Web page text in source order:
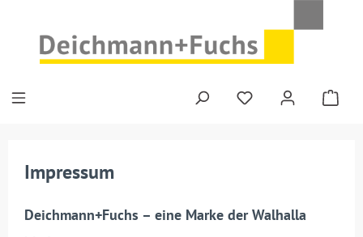
Impressum
Deichmann+Fuchs – eine Marke der Walhalla